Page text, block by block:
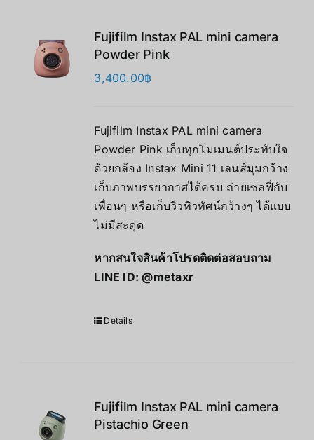
Fujifilm Instax PAL mini camera
Powder Pink
3,400.00฿
Fujifilm Instax PAL mini camera
Powder Pink เก็บทุกโมเมนต์ประทับใจ
ด้วยกล้อง Instax Mini 11 เลนส์มุมกว้าง
เก็บภาพบรรยากาศได้ครบ ถ่ายเซลฟี่กับ
เพื่อนๆ หรือเก็บวิวทิวทัศน์กว้างๆ ได้แบบ
ไม่มีสะดุด
หากสนใจสินค้าโปรดติดต่อสอบถาม
LINE ID:@metaxr
Details
Fujifilm Instax PAL mini camera
Pistachio Green